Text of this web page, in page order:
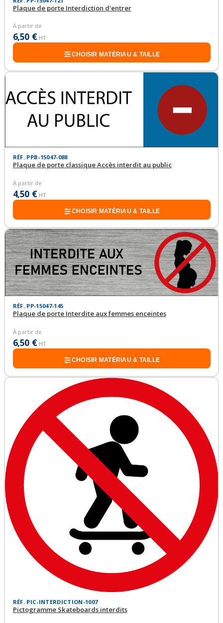
Plaque de porte Interdiction d'entrer
À partir de
6,50 € HT
CHOISIR MATÉRIAU & TAILLE
RÉF. PPB-15047-088
Plaque de porte classique Accès interdit au public
À partir de
4,50 € HT
CHOISIR MATÉRIAU & TAILLE
RÉF. PP-15047-145
Plaque de porte Interdite aux femmes enceintes
À partir de
6,50 € HT
CHOISIR MATÉRIAU & TAILLE
RÉF. PIC-INTERDICTION-1007
Pictogramme Skateboards interdits